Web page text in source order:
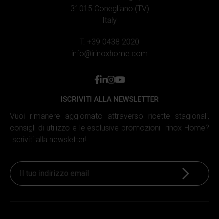
31015 Conegliano (TV)
Italy
T. +39 0438 2020
info@irinoxhome.com
facebook
linkedin
instagram
youtube
ISCRIVITI ALLA NEWSLETTER
Vuoi rimanere aggiornato attraverso ricette stagionali,
consigli di utilizzo e le esclusive promozioni Irinox Home?
Iscriviti alla newsletter!
Iscriviti